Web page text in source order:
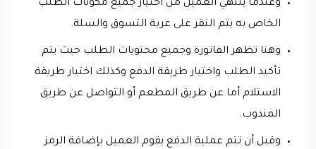
وعندما ينتهي العميل من اختيار جميع مكونات الطلب
الخاص به يتم النقر على عربة التسوق والسلة.
وهنا تظهر الفاتورة وجميع محتويات الطلب حيث يتم
تأكيد الطلب واختيار طريقة الدفع وكذلك اختيار طريقة
الاستلام أما عن طريق المطعم أو التواصل عن طريق
المندوب.
وقبل أن تتم عملية الدفع يقوم العميل بإضافة الرمز